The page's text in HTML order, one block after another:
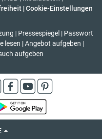
| Cookie-Einstellungen
| Pressespiegel | Passwort
lesen | Angebot aufgeben |
aufgeben